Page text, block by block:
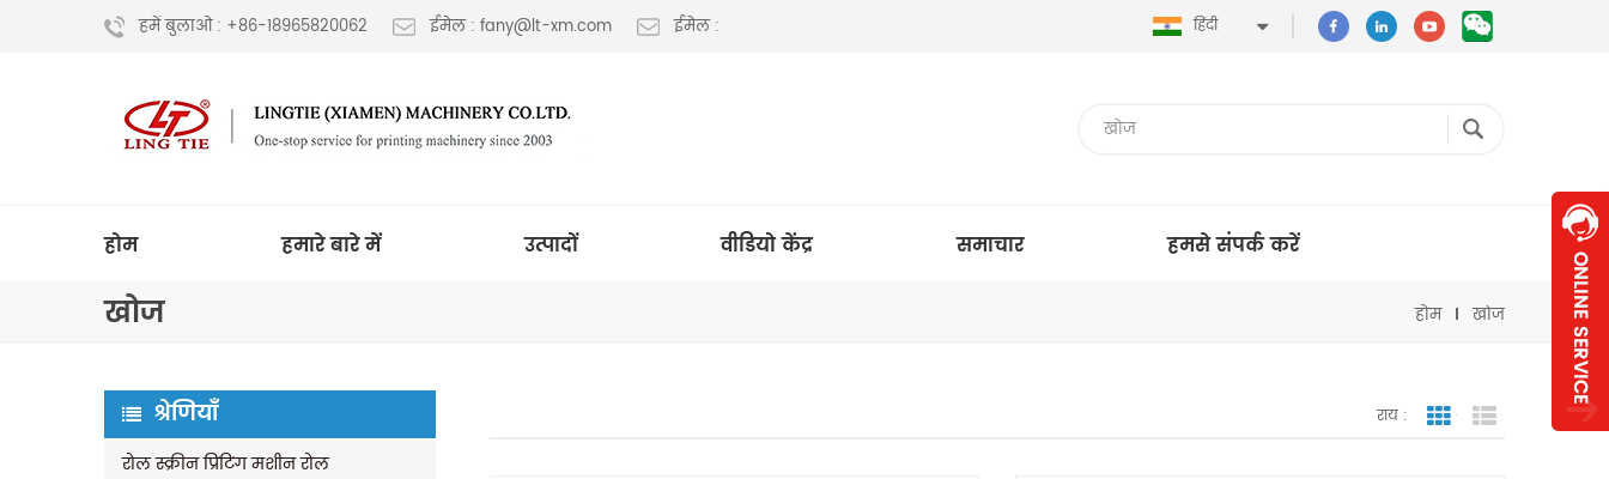
हमें बुलाओ : +86-18965820062 ईमेल : fany@lt-xm.com ईमेल : हिंदी
होम हमारे बारे में उत्पादों वीडियो केंद्र समाचार हमसे संपर्क करें
खोज होम खोज
श्रेणियाँ
रोल स्क्रीन प्रिंटिंग मशीन रोल
राय : जाली देखनासूची दृश्य